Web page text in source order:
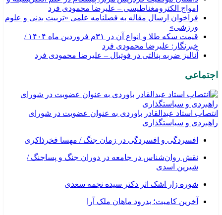
امواج الکترومغناطیسی – علیرضا محمودی فرد
فراخوان ارسال مقاله به فصلنامه علمی «تربیت بدنی و علوم
ورزشی»
قیمت سکه طلا و انواع آن در ۳۱م فروردین ماه ۱۴۰۴ /
خبرنگار: علیرضا محمودی فرد
آنالیز ضربه پنالتی در فوتبال – علیرضا محمودی فرد
اجتماعی
انتصاب استاد عبدالقادر باوردی به عنوان عضویت در شورای
راهبردی و سیاستگذاری
افسردگی و افسردگی در زمان جنگ / مهسا فخرذاکری
نقش روان‌شناس در جامعه در دوران جنگ و پساجنگ /
شیرین اسدی
شوره زار اشک اثر دکتر سیده نجمه سعدی
​آخرین کامیت؛ بدرود ماهان ملک آرا